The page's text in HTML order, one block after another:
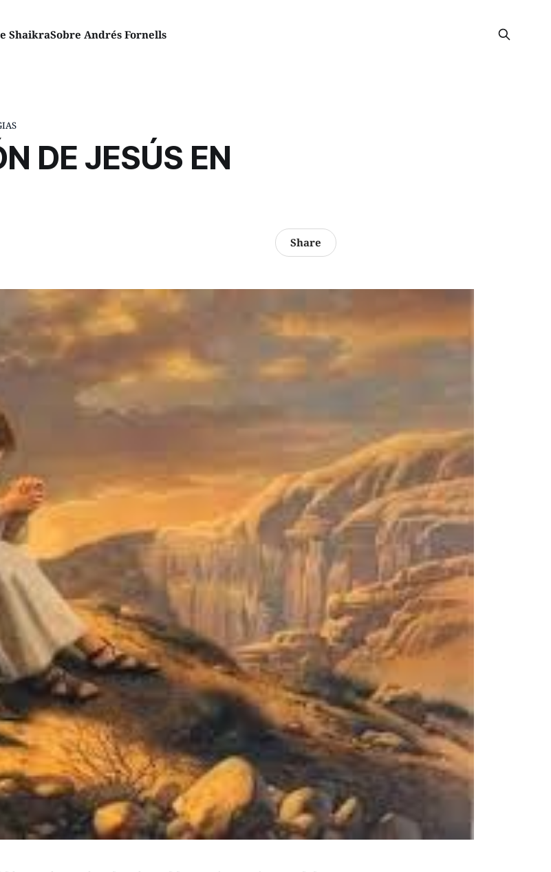
ShaikraSobre Andrés Fornells
DE JESÚS EN
Share